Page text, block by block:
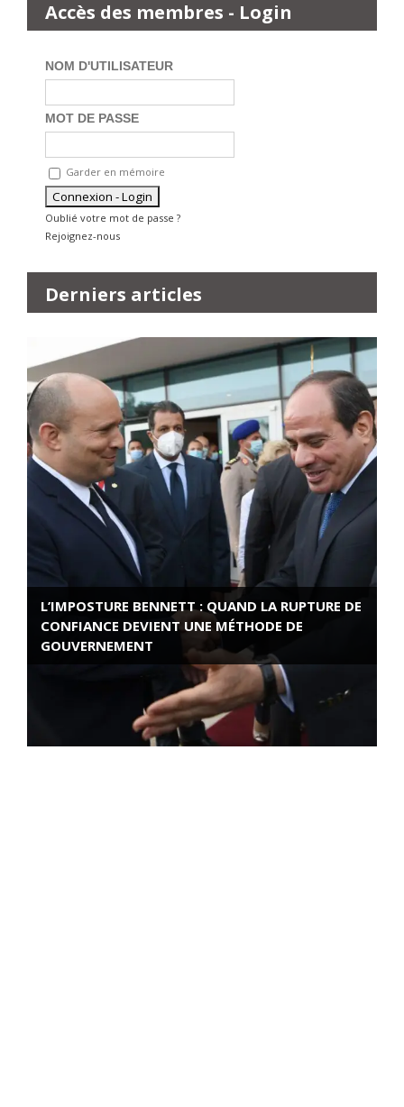
Accès des membres - Login
NOM D'UTILISATEUR
MOT DE PASSE
Garder en mémoire
Oublié votre mot de passe ?
Rejoignez-nous
Derniers articles
L’IMPOSTURE BENNETT : QUAND LA RUPTURE DE
CONFIANCE DEVIENT UNE MÉTHODE DE
GOUVERNEMENT
ROSE VALLAND, HEROÏNE DE LA RESISTANCE